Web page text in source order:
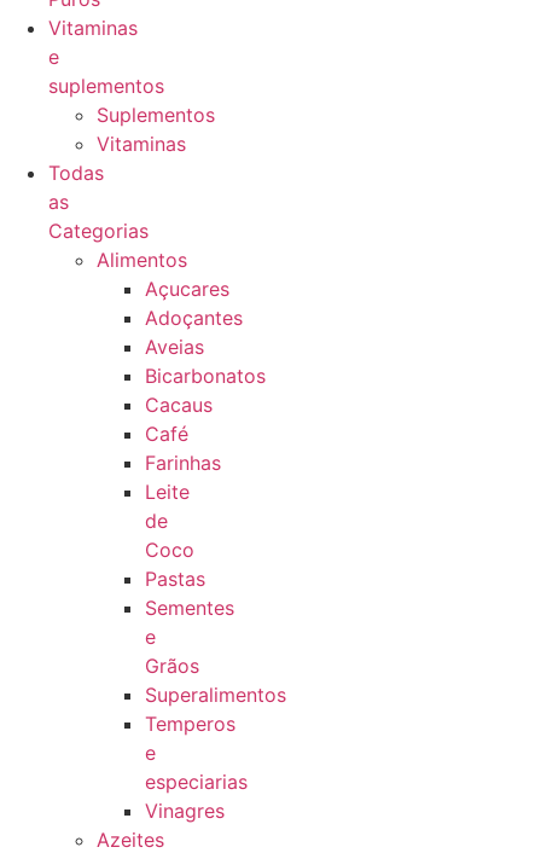
Vitaminas
e
suplementos
Suplementos
Vitaminas
Todas
as
Categorias
Alimentos
Açucares
Adoçantes
Aveias
Bicarbonatos
Cacaus
Café
Farinhas
Leite
de
Coco
Pastas
Sementes
e
Grãos
Superalimentos
Temperos
e
especiarias
Vinagres
Azeites